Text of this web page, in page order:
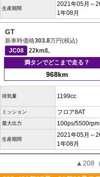
生産期間
2021年05月～
1年08月
GT
新車時価格303.8万円(税込)
JC08
22km/L
満タンでどこまで走る？
968km
排気量 1199cc
ミッション フロア8AT
最大出力 100ps/5500rpm
生産期間
2021年05月～
1年08月
▲208